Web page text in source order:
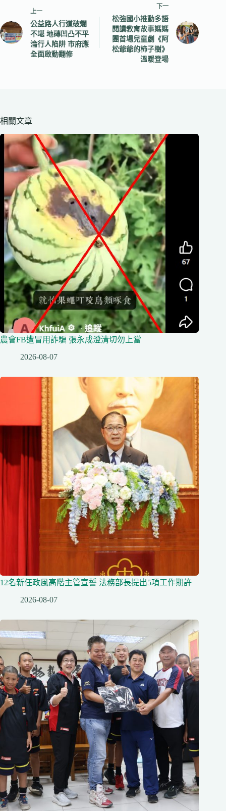
上一
公益路人行道破爛
不堪 地磚凹凸不平
淪行人陷阱 市府應
全面啟動翻修
下一
松強國小推動多語
閱讀教育故事媽媽
團首場兒童劇《阿
松爺爺的柿子樹》
溫暖登場
相關文章
農會FB遭冒用詐騙 張永成澄清切勿上當
2026-08-07
12名新任政風高階主管宣誓 法務部長提出5項工作期許
2026-08-07